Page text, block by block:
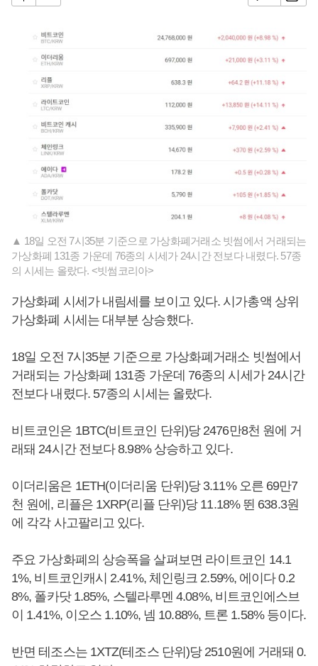
▲ 18일 오전 7시35분 기준으로 가상화폐거래소 빗썸에서 거래되는
가상화폐 131종 가운데 76종의 시세가 24시간 전보다 내렸다. 57종
의 시세는 올랐다. <빗썸코리아>
가상화폐 시세가 내림세를 보이고 있다. 시가총액 상위
가상화폐 시세는 대부분 상승했다.
18일 오전 7시35분 기준으로 가상화폐거래소 빗썸에서
거래되는 가상화폐 131종 가운데 76종의 시세가 24시간
전보다 내렸다. 57종의 시세는 올랐다.
비트코인은 1BTC(비트코인 단위)당 2476만8천 원에 거
래돼 24시간 전보다 8.98% 상승하고 있다.
이더리움은 1ETH(이더리움 단위)당 3.11% 오른 69만7
천 원에, 리플은 1XRP(리플 단위)당 11.18% 뛴 638.3원
에 각각 사고팔리고 있다.
주요 가상화폐의 상승폭을 살펴보면 라이트코인 14.1
1%, 비트코인캐시 2.41%, 체인링크 2.59%, 에이다 0.2
8%, 폴카닷 1.85%, 스텔라루멘 4.08%, 비트코인에스브
이 1.41%, 이오스 1.10%, 넴 10.88%, 트론 1.58% 등이다.
반면 테조스는 1XTZ(테조스 단위)당 2510원에 거래돼 0.